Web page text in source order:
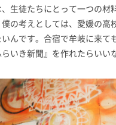
生徒たちにとって一つの材
の考えとしては、愛媛の高
んです。合宿で牟岐に来て
いき新聞』を作れたらいい